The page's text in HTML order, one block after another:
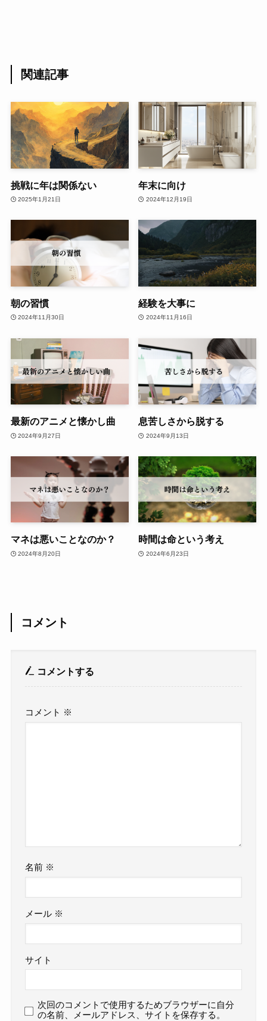
関連記事
挑戦に年は関係ない
2025年1月21日
年末に向け
2024年12月19日
朝の習慣
2024年11月30日
経験を大事に
2024年11月16日
最新のアニメと懐かし曲
2024年9月27日
息苦しさから脱する
2024年9月13日
マネは悪いことなのか？
2024年8月20日
時間は命という考え
2024年6月23日
コメント
コメントする
コメント ※
名前 ※
メール ※
サイト
次回のコメントで使用するためブラウザーに自分
の名前、メールアドレス、サイトを保存する。